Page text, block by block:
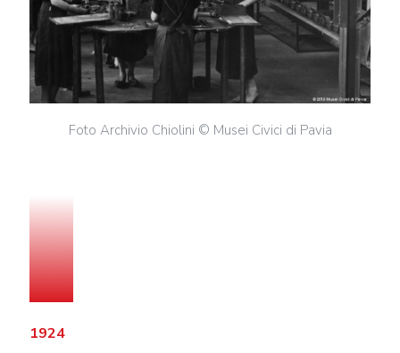
Foto Archivio Chiolini © Musei Civici di Pavia
1924